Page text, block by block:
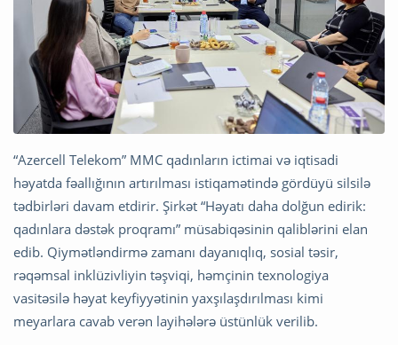
“Azercell Telekom” MMC qadınların ictimai və iqtisadi
həyatda fəallığının artırılması istiqamətində gördüyü silsilə
tədbirləri davam etdirir. Şirkət “Həyatı daha dolğun edirik:
qadınlara dəstək proqramı” müsabiqəsinin qaliblərini elan
edib. Qiymətləndirmə zamanı dayanıqlıq, sosial təsir,
rəqəmsal inklüzivliyin təşviqi, həmçinin texnologiya
vasitəsilə həyat keyfiyyətinin yaxşılaşdırılması kimi
meyarlara cavab verən layihələrə üstünlük verilib.